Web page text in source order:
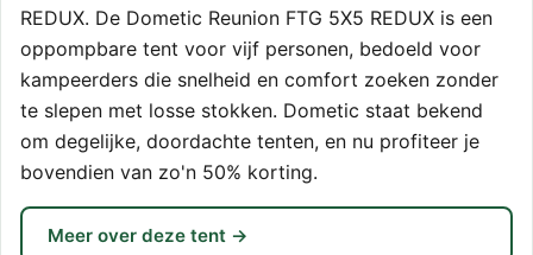
REDUX. De Dometic Reunion FTG 5X5 REDUX is een
oppompbare tent voor vijf personen, bedoeld voor
kampeerders die snelheid en comfort zoeken zonder
te slepen met losse stokken. Dometic staat bekend
om degelijke, doordachte tenten, en nu profiteer je
bovendien van zo'n 50% korting.
Meer over deze tent →